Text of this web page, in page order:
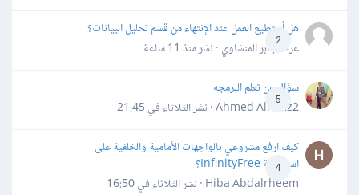
2
هل أستطيع العمل عند الإنتهاء من قسم تحليل البيانات؟
عرفه جابر المنشاوي · نشرمنذ 11 ساعة
5
سؤال عن تعلم البرمجه
Ahmed Alhafiz2 · نشر
الثلاثاء في 21:45
4
كيف ارفع مشروعي بالواجهات الأمامية والخلفية على
استضافة InfinityFree؟
Hiba Abdalrheem · نشر
الثلاثاء في 16:50